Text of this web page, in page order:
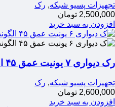
تجهیزات پسیو شبکه, رک
2,500,000 تومان
افزودن به سبد خرید
رک دیواری ۷ یونیت عمق ۴۵ الگونت مدل LRE-07-45FS
تجهیزات پسیو شبکه, رک
2,600,000 تومان
افزودن به سبد خرید